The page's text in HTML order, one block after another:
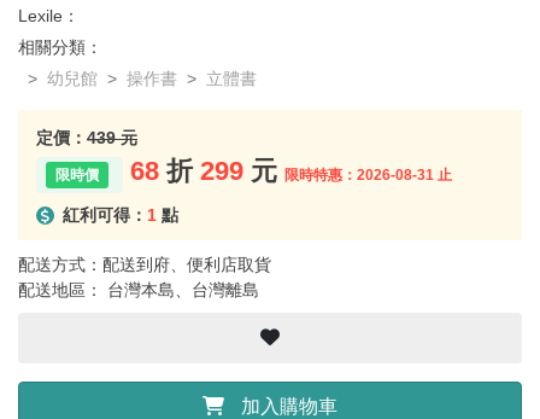
Lexile：
相關分類：
幼兒館
操作書 立體書
定價： 439 元
68 折 299 元 限時特惠：2026-08-31 止
紅利可得： 1 點
配送方式：配送到府、便利店取貨
配送地區： 台灣本島、台灣離島
加入購物車